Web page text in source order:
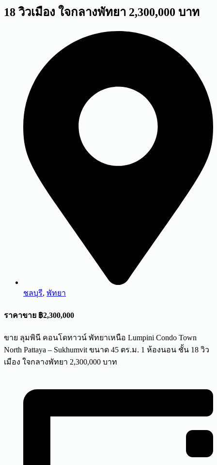
18 วิวเมือง ใจกลางพัทยา 2,300,000 บาท
ชลบุรี, พัทยา
ราคาขาย ฿2,300,000
ขาย ลุมพินี คอนโดทาวน์ พัทยาเหนือ Lumpini Condo Town
North Pattaya – Sukhumvit ขนาด 45 ตร.ม. 1 ห้องนอน ชั้น 18 วิว
เมือง ใจกลางพัทยา 2,300,000 บาท